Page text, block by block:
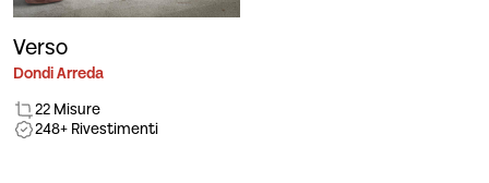
Verso
Dondi Arreda
22 Misure
248+ Rivestimenti